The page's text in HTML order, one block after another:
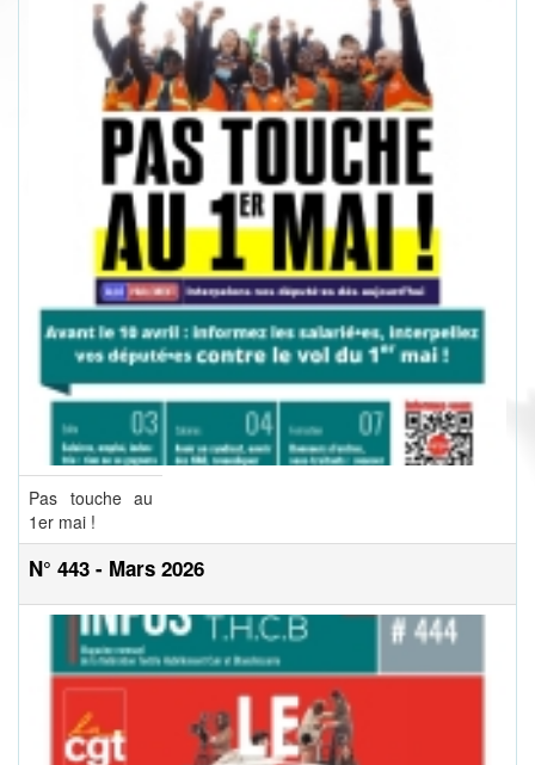
Pas touche au
1er mai !
N° 443 - Mars 2026